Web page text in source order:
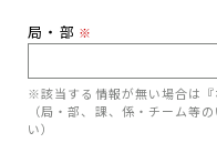
局・部 ※
※該当する情報が無い場合は『
（局・部、課、係・チーム等
い）